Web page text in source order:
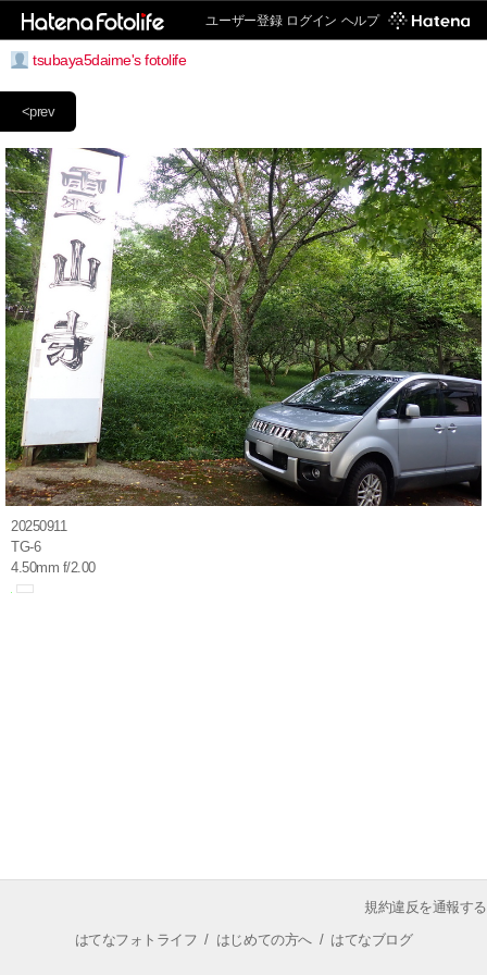
ユーザー登録 ログイン ヘルプ
tsubaya5daime's fotolife
<prev
20250911
TG-6
4.50mm f/2.00
規約違反を通報する
はてなフォトライフ / はじめての方へ/ はてなブログ